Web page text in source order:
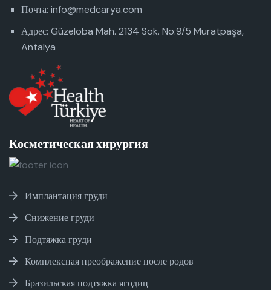
Почта: info@medcarya.com
Адрес: Güzeloba Mah. 2134 Sok. No:9/5 Muratpaşa,
Antalya
Косметическая хирургия
Имплантация груди
Снижение груди
Подтяжка груди
Комплексная преображение после родов
Бразильская подтяжка ягодиц